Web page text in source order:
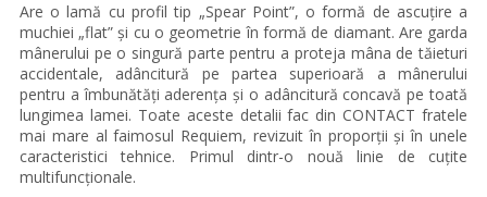
Are o lamă cu profil tip „Spear Point”, o formă de ascuțire a
muchiei „flat” și cu o geometrie în formă de diamant. Are garda
mânerului pe o singură parte pentru a proteja mâna de tăieturi
accidentale, adâncitură pe partea superioară a mânerului
pentru a îmbunătăți aderența și o adâncitură concavă pe toată
lungimea lamei. Toate aceste detalii fac din CONTACT fratele
mai mare al faimosul Requiem, revizuit în proporții și în unele
caracteristici tehnice. Primul dintr-o nouă linie de cuțite
multifuncționale.